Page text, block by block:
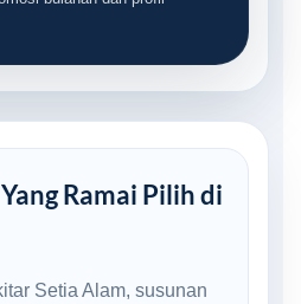
Ramai Pilih di
Setia Alam, susunan